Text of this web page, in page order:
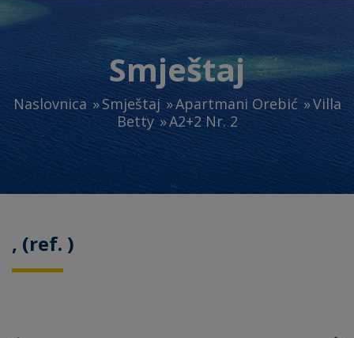
Smještaj
Naslovnica Smještaj Apartmani Orebić
Villa
Betty
A2+2 Nr. 2
, (ref. )